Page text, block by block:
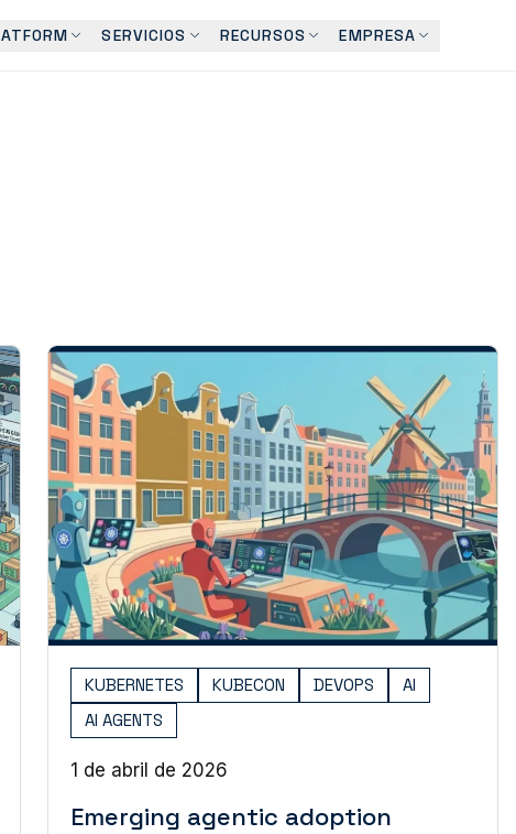
SERVICIOS RECURSOS EMPRESA
KUBERNETES KUBECON DEVOPS
AI
AI AGENTS
1 de abril de 2026
Emerging agentic adoption